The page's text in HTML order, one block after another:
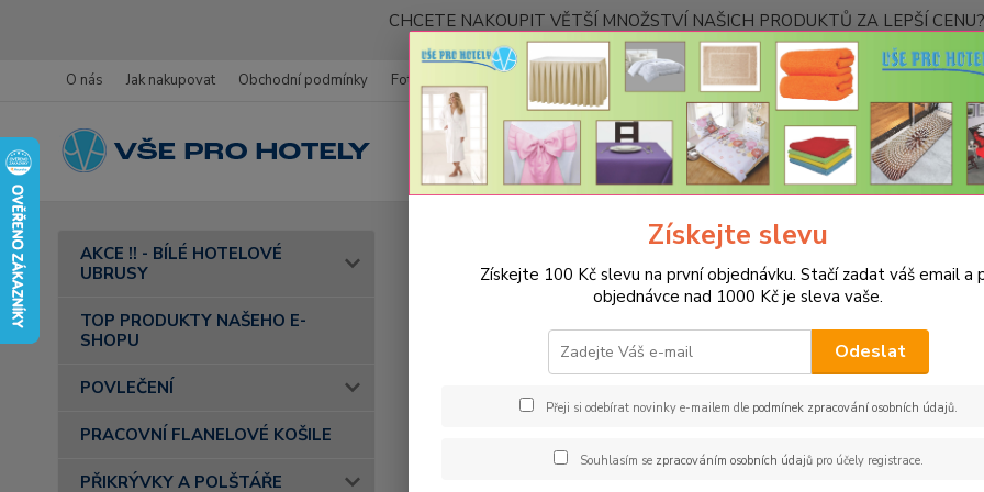
CHCETE NAKOUPIT VĚTŠÍ MNOŽSTVÍ NAŠICH PRODUKTŮ ZA LEPŠÍ
O nás Jak nakupovat Obchodní podmínky Fotogalerie Kontakty
Hledat
AKCE !! - BÍLÉ HOTELOVÉ
UBRUSY
TOP PRODUKTY NAŠEHO E-
SHOPU
POVLEČENÍ
PRACOVNÍ FLANELOVÉ KOŠILE
PŘIKRÝVKY A POLŠTÁŘE
Bavlněné prostěradla JERSEY s gumou - 45 barev
Bavlněné prostěradlo JERSEY
hned
Získejte slevu
Získejte 100 Kč slevu na první objednávku. Stačí zadat váš email a
objednávce nad 1000 Kč je sleva vaše.
Odeslat
Přeji si odebírat novinky e-mailem dle podmínek zpracování osobních údajů.
Souhlasím se zpracováním osobních údajůpro účely registrace.